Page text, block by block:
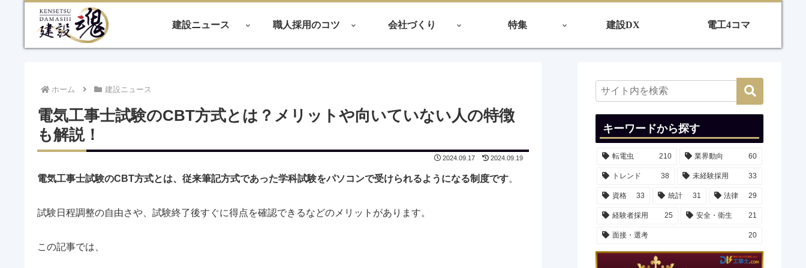
建設ニュース 職人採用のコツ 会社づくり 特集 建設DX 電工4コマ
ホーム 建設ニュース
電気工事士試験のCBT方式とは？メリットや向いていない人の特徴
も解説！
2024.09.17 2024.09.19
電気工事士試験のCBT方式とは、従来筆記方式であった学科試験をパソコンで受けられるようになる制度です。
試験日程調整の自由さや、試験終了後すぐに得点を確認できるなどのメリットがあります。
この記事では、
キーワードから探す
転電虫 210 業界動向 60
トレンド 38 未経験採用 33
資格 33 統計 31 法律 29
経験者採用 25 安全・衛生 21
面接・選考 20